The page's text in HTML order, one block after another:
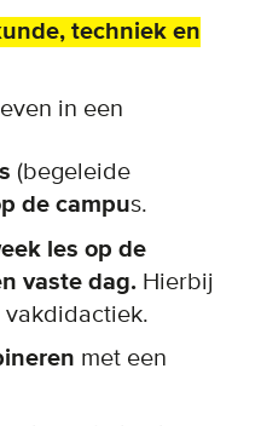
techniek en
in een
(begeleide
de campus.
les op de
vaste dag. Hierbij
vakdidactiek.
met een